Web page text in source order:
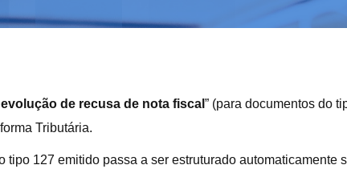
de recusa de nota fiscal ” (para documentos do
Tributária.
127 emitido passa a ser estruturado automaticamente